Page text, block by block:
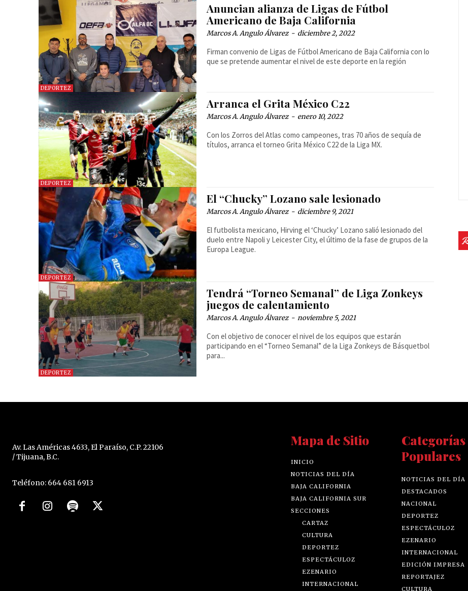
DEPORTEZ
Anuncian alianza de Ligas de Fútbol
Americano de Baja California
Marcos A. Angulo Álvarez - diciembre 2, 2022
Firman convenio de Ligas de Fútbol Americano de Baja California con lo
que se pretende aumentar el nivel de este deporte en la región
DEPORTEZ
Arranca el Grita México C22
Marcos A. Angulo Álvarez - enero 10, 2022
Con los Zorros del Atlas como campeones, tras 70 años de sequía de
títulos, arranca el torneo Grita México C22 de la Liga MX.
DEPORTEZ
El “Chucky” Lozano sale lesionado
Marcos A. Angulo Álvarez - diciembre 9, 2021
El futbolista mexicano, Hirving el ‘Chucky’ Lozano salió lesionado del
duelo entre Napoli y Leicester City, el último de la fase de grupos de la
Europa League.
DEPORTEZ
Tendrá “Torneo Semanal” de Liga Zonkeys
juegos de calentamiento
Marcos A. Angulo Álvarez - noviembre 5, 2021
Con el objetivo de conocer el nivel de los equipos que estarán
participando en el “Torneo Semanal” de la Liga Zonkeys de Básquetbol
para...
Av. Las Américas 4633, El Paraíso, C.P. 22106
/ Tijuana, B.C.
Teléfono: 664 681 6913
Mapa de Sitio
INICIO
NOTICIAS DEL DÍA
BAJA CALIFORNIA
BAJA CALIFORNIA SUR
SECCIONES
CARTAZ
CULTURA
DEPORTEZ
ESPECTÁCULOZ
EZENARIO
INTERNACIONAL
Categorías
Populares
NOTICIAS DEL DÍA
DESTACADOS
NACIONAL
DEPORTEZ
ESPECTÁCULOZ
EZENARIO
INTERNACIONAL
EDICIÓN IMPRESA
REPORTAJEZ
CULTURA